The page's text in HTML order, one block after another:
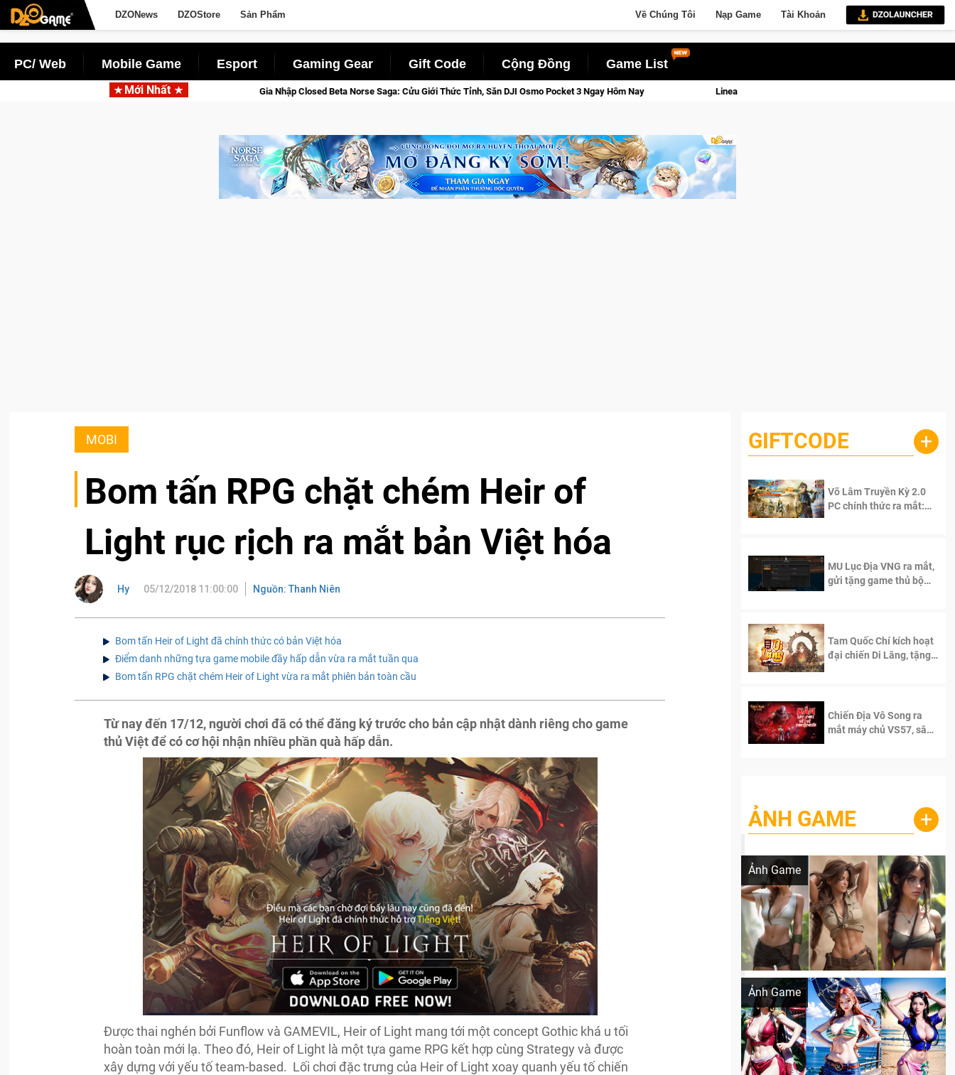
DZONews DZOStore Sản Phẩm Về Chúng Tôi Nạp Game Tài Khoản
PC/ Web Mobile Game Esport Gaming Gear Gift Code Cộng Đồng Game List
Mới Nhất
Gia Nhập Closed Beta Norse Saga: Cửu Giới Thức Tỉnh, Săn DJI Osmo Pocket 3 Ngay Hôm Nay Lineage W – Quyền lực và tài phú sẽ về tay kẻ đoạt được Vương Quyền thành Kent sắp tới!
MOBI
Bom tấn RPG chặt chém Heir of
Light rục rịch ra mắt bản Việt hóa
Hy 05/12/2018 11:00:00 Nguồn: Thanh Niên
Bom tấn Heir of Light đã chính thức có bản Việt hóa
Điểm danh những tựa game mobile đầy hấp dẫn vừa ra mắt tuần qua
Bom tấn RPG chặt chém Heir of Light vừa ra mắt phiên bản toàn cầu
Từ nay đến 17/12, người chơi đã có thể đăng ký trước cho bản cập nhật dành riêng cho game
thủ Việt để có cơ hội nhận nhiều phần quà hấp dẫn.
Được thai nghén bởi Funflow và GAMEVIL, Heir of Light mang tới một concept Gothic khá u tối
hoàn toàn mới lạ. Theo đó, Heir of Light là một tựa game RPG kết hợp cùng Strategy và được
xây dựng với yếu tố team-based. Lối chơi đặc trưng của Heir of Light xoay quanh yếu tố chiến
GIFTCODE +
Võ Lâm Truyền Kỳ 2.0
PC chính thức ra mắt:
MU Lục Địa VNG ra mắt,
gửi tặng game thủ bộ
Tam Quốc Chí kích hoạt
đại chiến Di Lăng, tặng
Chiến Địa Vô Song ra
mắt máy chủ VS57, sân
ẢNH GAME +
Ảnh Game
Lala Croft vừa nóng vừa xinh dưới nét vẽ
Ảnh Game
Khi AI Cosplay gái đẹp One Piece